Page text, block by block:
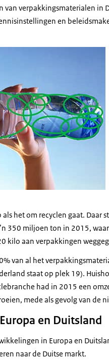
verpakkingsmaterialen in
en
het om recyclen gaat. Daar
350 miljoen ton in 2015,
kilo aan verpakkingen
van al het
staat op plek 19).
had in 2015 een
mede als gevolg van de
en Duitsland
in Europa en
naar de Duitse markt.